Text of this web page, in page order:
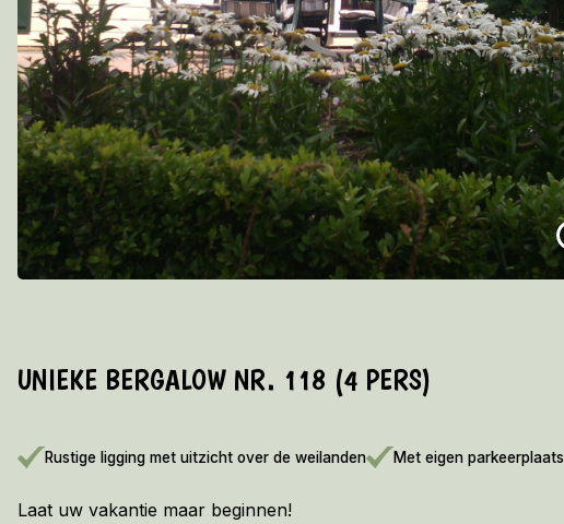
UNIEKE BERGALOW NR. 118 (4 PERS)
Rustige ligging met uitzicht over de weilanden Met eigen parkeerplaats
Laat uw vakantie maar beginnen!